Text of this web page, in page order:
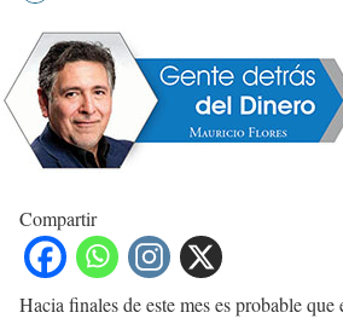
Compartir
Hacia finales de este mes es probable